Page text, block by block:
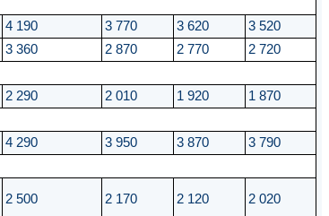
4 190 3 770 3 620 3 520
3 360 2 870 2 770 2 720
2 290 2 010 1 920 1 870
4 290 3 950 3 870 3 790
2 500 2 170 2 120 2 020